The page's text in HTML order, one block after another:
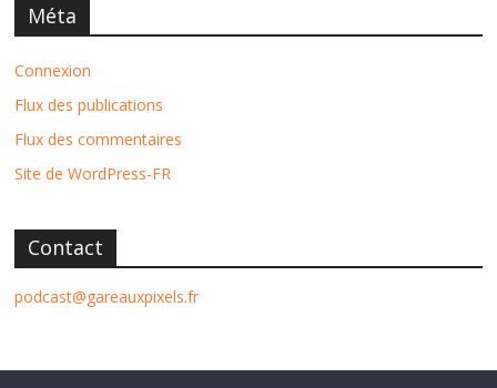
Méta
Connexion
Flux des publications
Flux des commentaires
Site de WordPress-FR
Contact
podcast@gareauxpixels.fr